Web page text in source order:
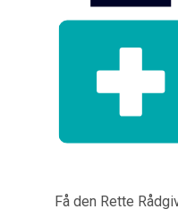
Få den Rette